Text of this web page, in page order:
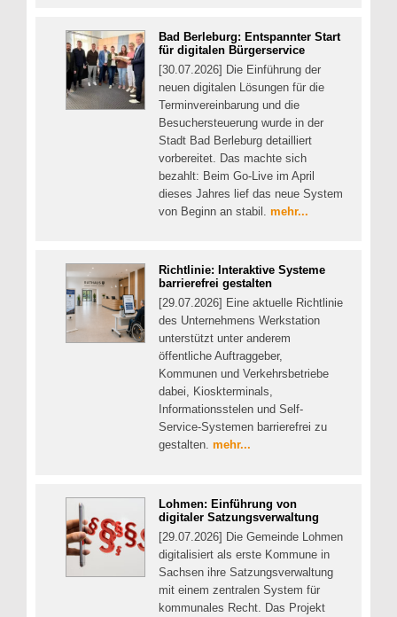
Bad Berleburg: Entspannter Start
für digitalen Bürgerservice
[30.07.2026] Die Einführung der
neuen digitalen Lösungen für die
Terminvereinbarung und die
Besuchersteuerung wurde in der
Stadt Bad Berleburg detailliert
vorbereitet. Das machte sich
bezahlt: Beim Go-Live im April
dieses Jahres lief das neue System
von Beginn an stabil. mehr...
Richtlinie: Interaktive Systeme
barrierefrei gestalten
[29.07.2026] Eine aktuelle Richtlinie
des Unternehmens Werkstation
unterstützt unter anderem
öffentliche Auftraggeber,
Kommunen und Verkehrsbetriebe
dabei, Kioskterminals,
Informationsstelen und Self-
Service-Systemen barrierefrei zu
gestalten. mehr...
Lohmen: Einführung von
digitaler Satzungsverwaltung
[29.07.2026] Die Gemeinde Lohmen
digitalisiert als erste Kommune in
Sachsen ihre Satzungsverwaltung
mit einem zentralen System für
kommunales Recht. Das Projekt